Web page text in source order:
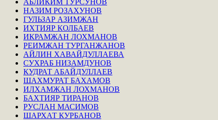
НАЗИМ РОЗАХУНОВ
ГУЛЬЗАР АЗИМЖАН
ИХТИЯР КОЛБАЕВ
ИКРАМЖАН ЛОХМАНОВ
РЕИМЖАН ТУРГАНЖАНОВ
АЙЛИН ХАВАЙДУЛЛАЕВА
СУХРАБ НИЗАМДУНОВ
КУДРАТ АБАЙДУЛЛАЕВ
ШАХМУРАТ БАХАМОВ
ИЛХАМЖАН ЛОХМАНОВ
БАХТИЯР ТИРАНОВ
РУСЛАН МАСИМОВ
ШАРХАТ КУРБАНОВ